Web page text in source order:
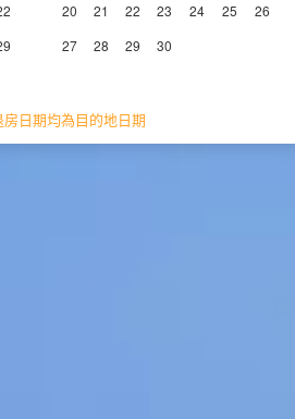
20
21 22 23 24 25
26
27
28 29 30
日期均為目的地日期